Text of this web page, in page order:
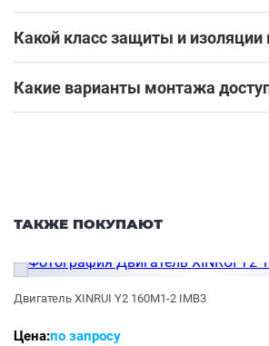
Какой класс защиты и изоляции
Какие варианты монтажа
ТАКЖЕ ПОКУПАЮТ
Двигатель XINRUI Y2 160M1-2 IMB3
Цена:по запросу